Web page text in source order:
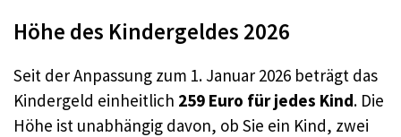
Höhe des Kindergeldes 2026
Seit der Anpassung zum 1. Januar 2026 beträgt das
Kindergeld einheitlich 259 Euro für jedes Kind. Die
Höhe ist unabhängig davon, ob Sie ein Kind, zwei